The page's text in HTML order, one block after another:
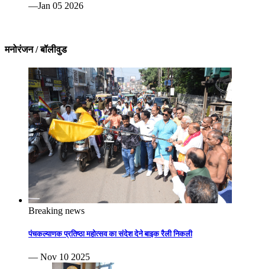
—Jan 05 2026
मनोरंजन / बॉलीवुड
Breaking news
पंचकल्याणक प्रतिष्ठा महोत्सव का संदेश देने बाइक रैली निकली
— Nov 10 2025